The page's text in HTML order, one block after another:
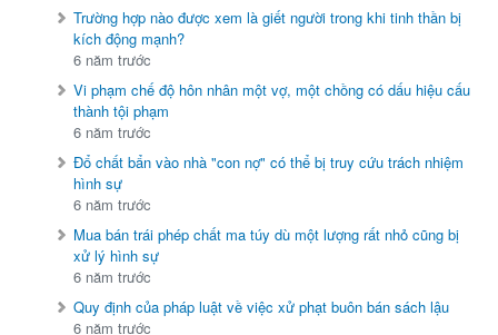
Trường hợp nào được xem là giết người trong khi tinh thần bị
kích động mạnh?
6 năm trước
Vi phạm chế độ hôn nhân một vợ, một chồng có dấu hiệu cấu
thành tội phạm
6 năm trước
Đổ chất bẩn vào nhà "con nợ" có thể bị truy cứu trách nhiệm
hình sự
6 năm trước
Mua bán trái phép chất ma túy dù một lượng rất nhỏ cũng bị
xử lý hình sự
6 năm trước
Quy định của pháp luật về việc xử phạt buôn bán sách lậu
6 năm trước